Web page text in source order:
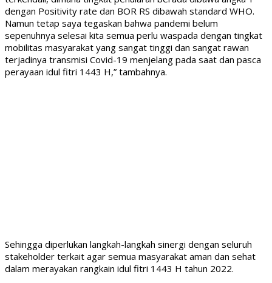
dengan Positivity rate dan BOR RS dibawah standard WHO.
Namun tetap saya tegaskan bahwa pandemi belum
sepenuhnya selesai kita semua perlu waspada dengan tingkat
mobilitas masyarakat yang sangat tinggi dan sangat rawan
terjadinya transmisi Covid-19 menjelang pada saat dan pasca
perayaan idul fitri 1443 H,” tambahnya.
Sehingga diperlukan langkah-langkah sinergi dengan seluruh
stakeholder terkait agar semua masyarakat aman dan sehat
dalam merayakan rangkain idul fitri 1443 H tahun 2022.